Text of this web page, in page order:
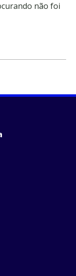
não foi